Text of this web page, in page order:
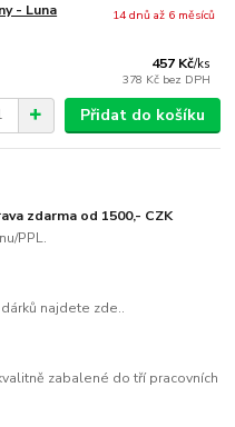
- Luna
457 Kč/ks
378 Kč bez DPH
14 dnů až 6 měsíců
Přidat do košíku
zdarma od 1500,- CZK
PPL.
najdete zde..
zabalené do tří pracovních